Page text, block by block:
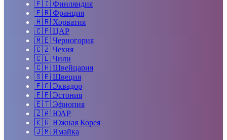
🇫🇮 Финляндия
🇫🇷 Франция
🇭🇷 Хорватия
🇨🇫 ЦАР
🇲🇪 Черногория
🇨🇿 Чехия
🇨🇱 Чили
🇨🇭 Швейцария
🇸🇪 Швеция
🇪🇨 Эквадор
🇪🇪 Эстония
🇪🇹 Эфиопия
🇿🇦 ЮАР
🇰🇷 Южная Корея
🇯🇲 Ямайка